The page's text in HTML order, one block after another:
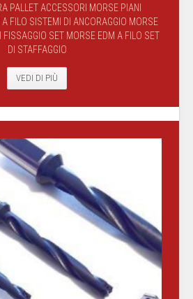
PALLET ACCESSORI MORSE PIANI
FILO SISTEMI DI ANCORAGGIO MORSE
FISSAGGIO SET MORSE EDM A FILO SET
DI STAFFAGGIO
VEDI DI PIÙ